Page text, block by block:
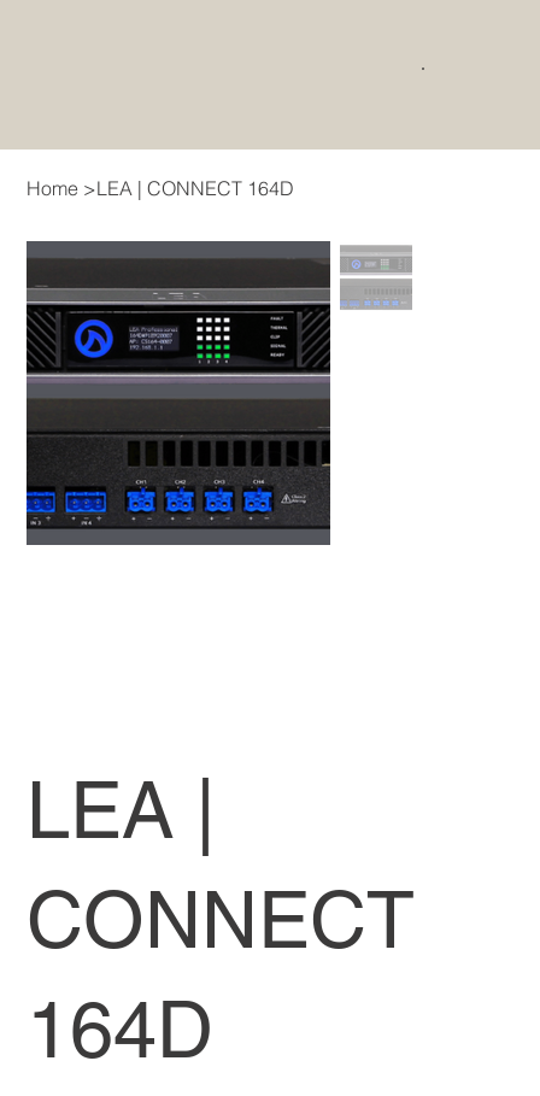
Home >LEA | CONNECT 164D
LEA |
CONNECT
164D